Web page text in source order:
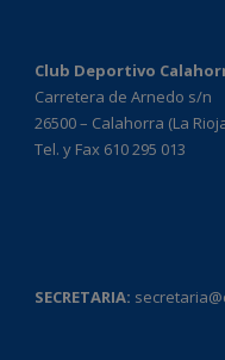
Club Deportivo
Carretera de Arnedo s/n
26500 – Calahorra (La
Tel. y Fax 610 295 013
SECRETARIA: